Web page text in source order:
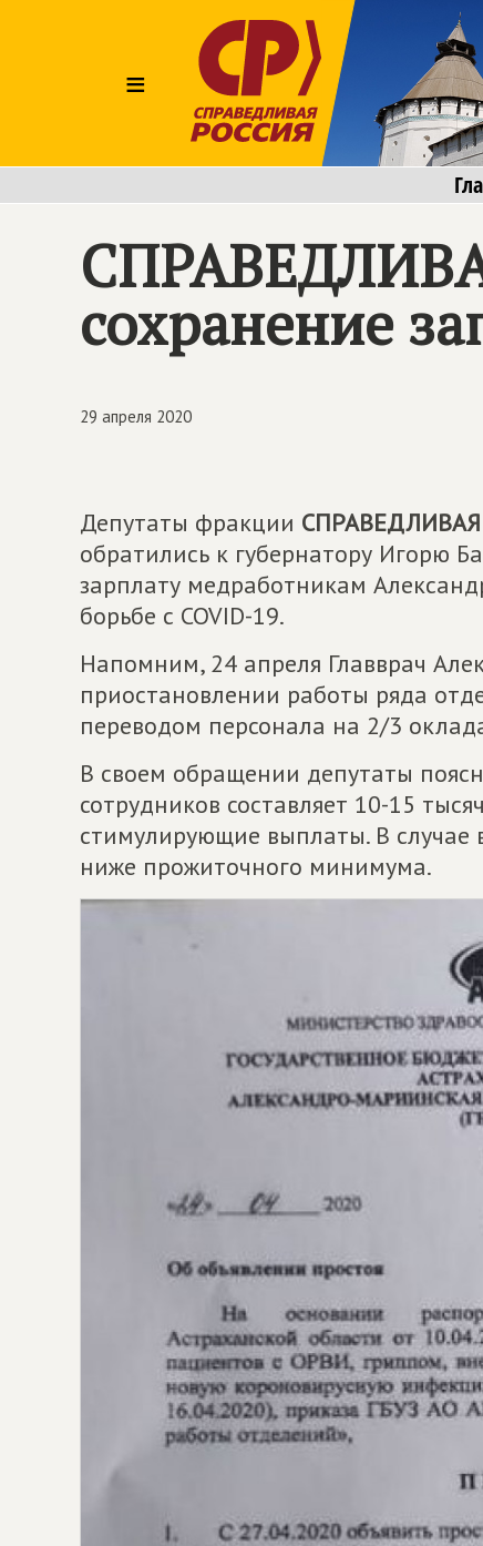
≡
сохранение
29 апреля 2020
Депутаты фракции
обратились к губернатору Игорю
зарплату медработникам
борьбе с COVID-19.
Напомним, 24 апреля Главврач
приостановлении работы ряда
переводом персонала на 2/3
В своем обращении депутаты
сотрудников составляет 10-15
стимулирующие выплаты. В случае
ниже прожиточного минимума.